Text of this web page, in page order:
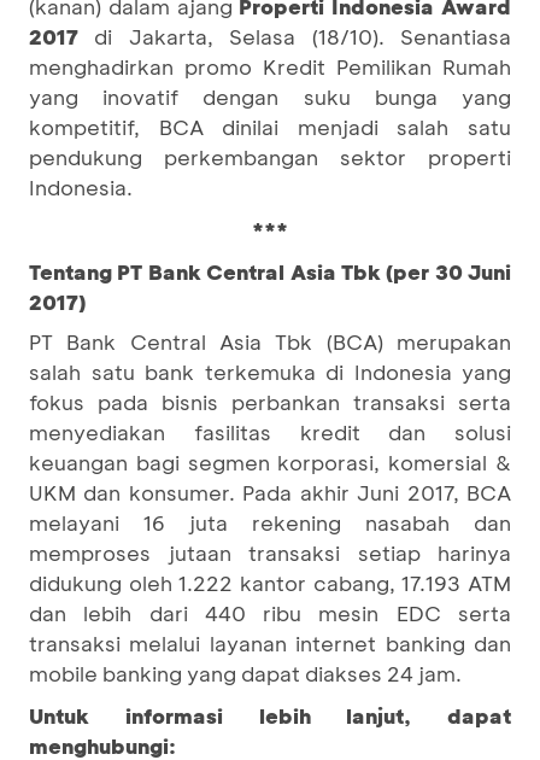
(kanan) dalam ajang Properti Indonesia Award
2017 di Jakarta, Selasa (18/10). Senantiasa
menghadirkan promo Kredit Pemilikan Rumah
yang inovatif dengan suku bunga yang
kompetitif, BCA dinilai menjadi salah satu
pendukung perkembangan sektor properti
Indonesia.
***
Tentang PT Bank Central Asia Tbk (per 30 Juni
2017)
PT Bank Central Asia Tbk (BCA) merupakan
salah satu bank terkemuka di Indonesia yang
fokus pada bisnis perbankan transaksi serta
menyediakan fasilitas kredit dan solusi
keuangan bagi segmen korporasi, komersial &
UKM dan konsumer. Pada akhir Juni 2017, BCA
melayani 16 juta rekening nasabah dan
memproses jutaan transaksi setiap harinya
didukung oleh 1.222 kantor cabang, 17.193 ATM
dan lebih dari 440 ribu mesin EDC serta
transaksi melalui layanan internet banking dan
mobile banking yang dapat diakses 24 jam.
Untuk informasi lebih lanjut, dapat
menghubungi: